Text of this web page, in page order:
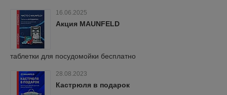
16.06.2025
Акция MAUNFELD
таблетки для посудомойки бесплатно
28.08.2023
Кастрюля в подарок